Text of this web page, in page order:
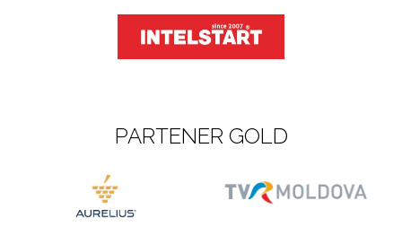
PARTENER GOLD